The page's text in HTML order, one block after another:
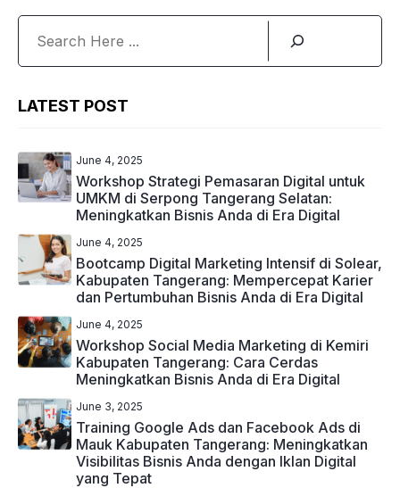
Search
LATEST POST
June 4, 2025
Workshop Strategi Pemasaran Digital untuk
UMKM di Serpong Tangerang Selatan:
Meningkatkan Bisnis Anda di Era Digital
June 4, 2025
Bootcamp Digital Marketing Intensif di Solear,
Kabupaten Tangerang: Mempercepat Karier
dan Pertumbuhan Bisnis Anda di Era Digital
June 4, 2025
Workshop Social Media Marketing di Kemiri
Kabupaten Tangerang: Cara Cerdas
Meningkatkan Bisnis Anda di Era Digital
June 3, 2025
Training Google Ads dan Facebook Ads di
Mauk Kabupaten Tangerang: Meningkatkan
Visibilitas Bisnis Anda dengan Iklan Digital
yang Tepat